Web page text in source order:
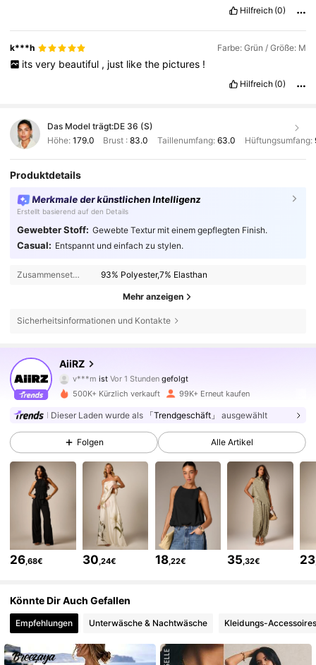
Hilfreich (0)
k***h Farbe: Grün / Größe: M
its very beautiful , just like the pictures !
Hilfreich (0)
Das Model trägt:DE 36 (S)
Höhe: 179.0 Brust :83.0 Taillenumfang: 63.0 Hüftungsumfang:
Produktdetails
Merkmale der künstlichen Intelligenz
Erstellt basierend auf den Details
Gewebter Stoff: Gewebte Textur mit einem gepflegten Finish.
Casual: Entspannt und einfach zu stylen.
Zusammensetzung: 93% Polyester,7% Elasthan
Mehr anzeigen
Sicherheitsinformationen und Kontakte
AiiRZv***m
a***list am Durchsuchen
4,81
694K Follower
4,81
694K Follower
694K Follower
4,81 694K Follower
500K+ Kürzlich verkauft 99K+ Erneut kaufen
Dieser Laden wurde als 「Trendgeschäft」 ausgewählt
Folgen Alle Artikel
26,68€ 30,24€ 18,22€ 35,32€ 23
Könnte Dir Auch Gefallen
Empfehlungen Unterwäsche & Nachtwäsche Kleidungs-Accessoires